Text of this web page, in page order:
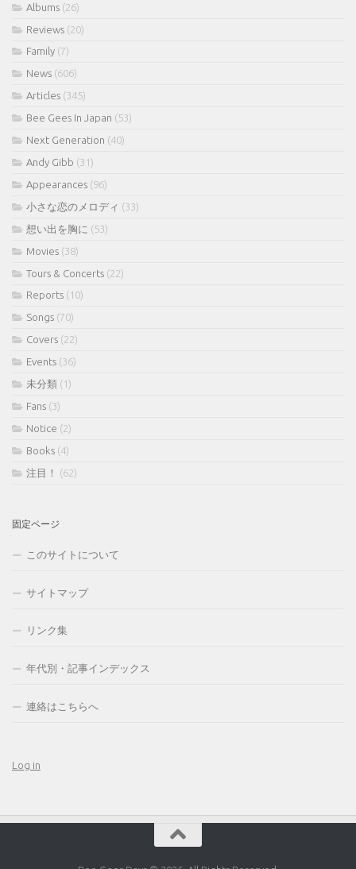
Albums (26)
Reviews (20)
Family (7)
News (606)
Articles (345)
Bee Gees In Japan (53)
Next Generation (40)
Andy Gibb (31)
Appearances (96)
小さな恋のメロディ (33)
想い出を胸に (53)
Movies (38)
Tours & Concerts (22)
Reports (10)
Songs (70)
Covers (22)
Events (36)
未分類 (1)
Fans (3)
Notice (2)
Books (4)
注目！
(62)
固定ページ
このサイトについて
サイトマップ
リンク集
年代別・記事インデックス
連絡はこちらへ
Log in